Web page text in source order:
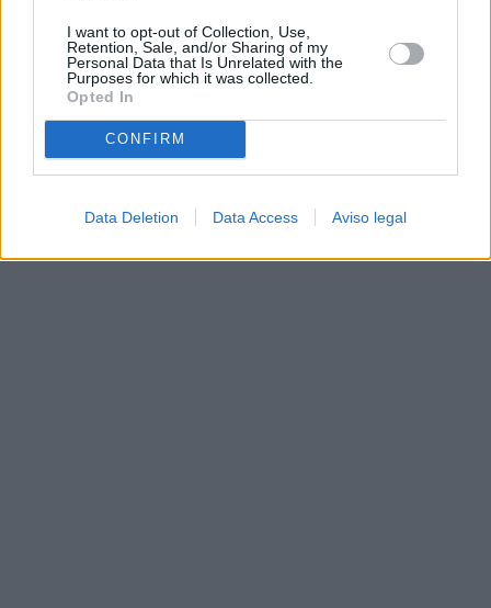
I want to opt-out of Collection, Use,
Retention, Sale, and/or Sharing of my
Personal Data that Is Unrelated with the
Purposes for which it was collected.
Opted In
CONFIRM
Data Deletion Data Access Aviso legal